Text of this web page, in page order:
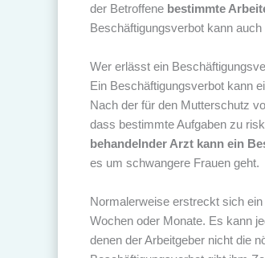
der Betroffene bestimmte
Beschäftigungsverbot kann
Wer erlässt ein
Ein Beschäftigungsverbot kann
Nach der für den Mutterschutz
dass bestimmte Aufgaben zu
behandelnder Arzt kann ein
es um schwangere Frauen geht.
Normalerweise erstreckt sich
Wochen oder Monate. Es kann
denen der Arbeitgeber nicht die